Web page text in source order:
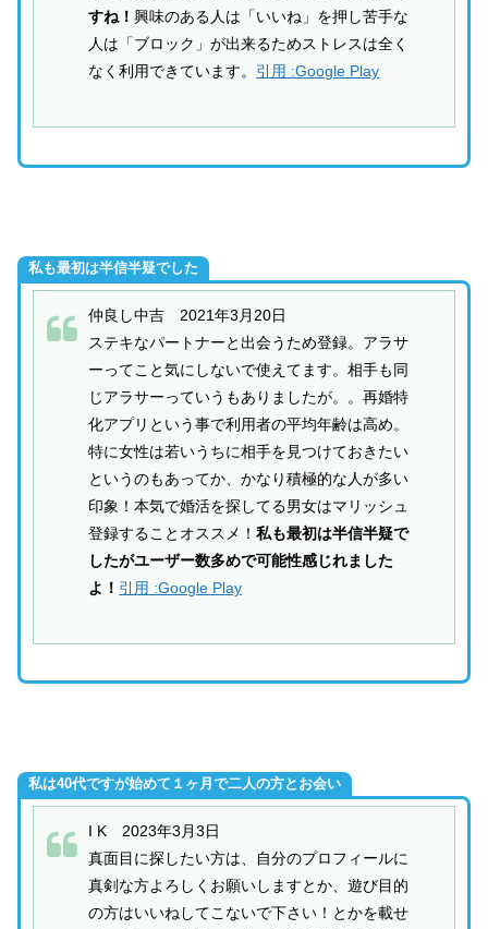
すね！興味のある人は「いいね」を押し苦手な
人は「ブロック」が出来るためストレスは全く
なく利用できています。 引用 :Google Play
私も最初は半信半疑でした
仲良し中吉 2021年3月20日
ステキなパートナーと出会うため登録。アラサ
ーってこと気にしないで使えてます。相手も同
じアラサーっていうもありましたが。。再婚特
化アプリという事で利用者の平均年齢は高め。
特に女性は若いうちに相手を見つけておきたい
というのもあってか、かなり積極的な人が多い
印象！本気で婚活を探してる男女はマリッシュ
登録することオススメ！私も最初は半信半疑で
したがユーザー数多めで可能性感じれました
よ！ 引用 :Google Play
私は40代ですが始めて１ヶ月で二人の方とお会い
I K 2023年3月3日
真面目に探したい方は、自分のプロフィールに
真剣な方よろしくお願いしますとか、遊び目的
の方はいいねしてこないで下さい！とかを載せ